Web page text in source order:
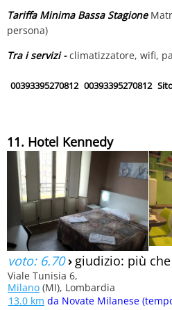
Tariffa Minima Bassa Stagione
persona)
Tra i servizi -climatizzatore, wifi,
00393395270812 00393395270812
11. Hotel Kennedy
voto: 6.70› giudizio: più
Viale Tunisia 6,
Milano (MI), Lombardia
13.0 km da Novate Milanese